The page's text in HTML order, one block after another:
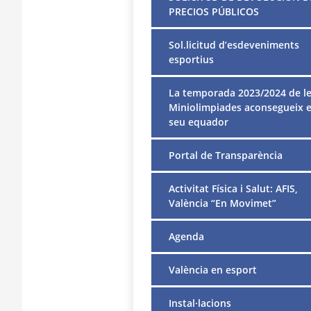
PRECIOS PÚBLICOS
Sol.licitud d’esdeveniments
esportius
La temporada 2023/2024 de
Miniolimpiades aconsegueix
seu equador
Portal de Transparència
Activitat Física i Salut: AFIS,
València “En Movimet”
Agenda
València en esport
Instal·lacions